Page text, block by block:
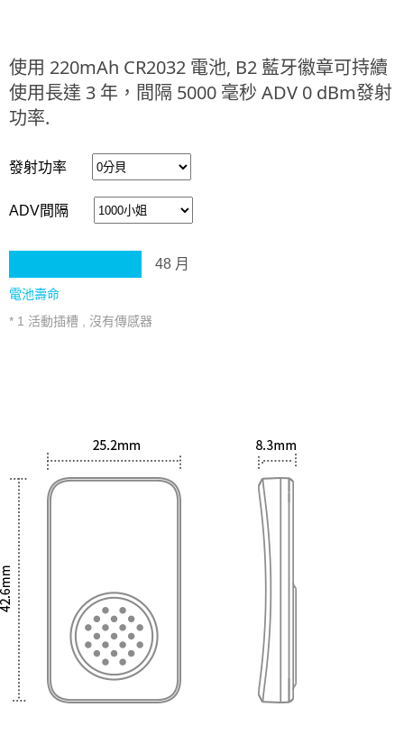
使用 220mAh CR2032 電池, B2 藍牙徽章可持續
使用長達 3 年，間隔 5000 毫秒 ADV 0 dBm發射
功率.
發射功率
ADV間隔
48 月
電池壽命
* 1 活動插槽 , 沒有傳感器